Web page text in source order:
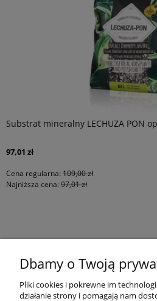
Substrat mineralny LECHUZA PON
97,01 zł
Cena regularna: 109,00 zł
Najniższa cena: 97,01 zł
MOJE
Dbamy o Twoją
Pliki cookies i pokrewne im
działanie strony i pomagają nam